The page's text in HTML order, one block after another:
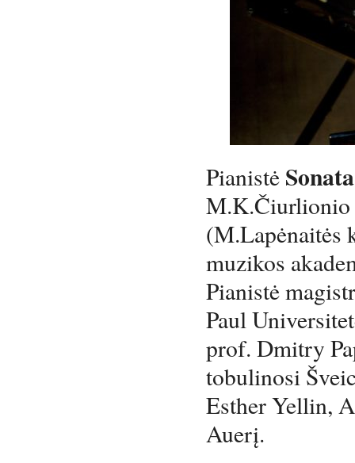
Pianistė
M.K.Čiurlionio
(M.Lapėnaitės
muzikos
Pianistė
Paul
prof. Dmitry
tobulinosi
Esther Yellin,
Auerį.